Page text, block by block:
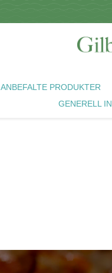
ANBEFALTE PRODUKTER
GENERELL